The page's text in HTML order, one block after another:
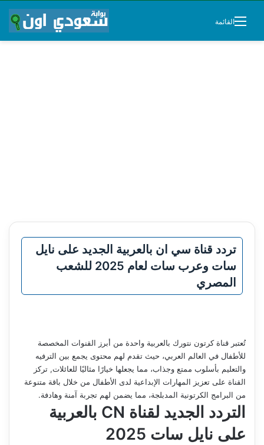
القائمة
تردد قناة سي ان بالعربية الجديد على نايل
سات وعرب سات لعام 2025 للشعب
المصري
تُعتبر قناة كرتون نتورك بالعربية واحدة من أبرز القنوات المخصصة
للأطفال في العالم العربي، حيث تقدم لهم محتوى يجمع بين الترفيه
والتعليم بأسلوب ممتع وجذاب، مما يجعلها خيارًا مثاليًا للعائلات, تركز
القناة على تعزيز المهارات الإبداعية لدى الأطفال من خلال باقة متنوعة
من البرامج الكرتونية المدبلجة، مما يضمن لهم تجربة آمنة وهادفة.
التردد الجديد لقناة CN بالعربية
على نايل سات 2025